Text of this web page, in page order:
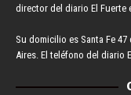
director del diario El Fuerte
Su domicilio es Santa Fe
Aires. El teléfono del diario